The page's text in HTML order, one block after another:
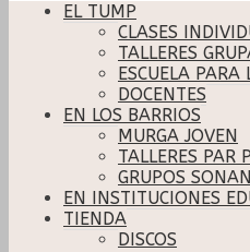
EL TUMP
CLASES
TALLERES
ESCUELA PARA
DOCENTES
EN LOS BARRIOS
MURGA JOVEN
TALLERES PAR
GRUPOS
EN INSTITUCIONES
TIENDA
DISCOS